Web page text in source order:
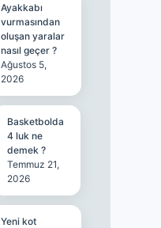
Ayakkabı
vurmasından
oluşan yaralar
nasıl geçer ?
Ağustos 5,
2026
Basketbolda
4 luk ne
demek ?
Temmuz 21,
2026
Yeni kot